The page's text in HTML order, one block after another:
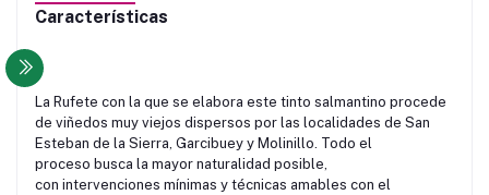
Características
La Rufete con la que se elabora este tinto salmantino procede
de viñedos muy viejos dispersos por las localidades de San
Esteban de la Sierra, Garcibuey y Molinillo. Todo el
proceso busca la mayor naturalidad posible,
con intervenciones mínimas y técnicas amables con el